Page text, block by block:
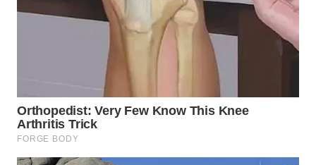
SAMOSIR
WN
PADANG